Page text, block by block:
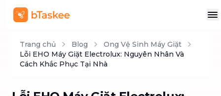
Trang chủ Blog
Ong Vệ Sinh Máy Giặt
Lỗi EHO Máy Giặt Electrolux: Nguyên Nhân Và
Cách Khắc Phục Tại Nhà